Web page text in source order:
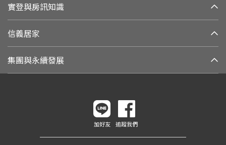
實登與房訊知識
信義居家
集團與永續發展
加好友 追蹤我們